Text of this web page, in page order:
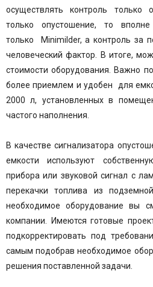
осуществлять контроль только
только опустошение, то вполне
только Minimilder, а контроль за
человеческий фактор. В итоге,
стоимости оборудования. Важно
более приемлем и удобен для
2000 л, установленных в
частого наполнения.
В качестве сигнализатора
емкости используют
прибора или звуковой сигнал с
перекачки топлива из
необходимое оборудование вы
компании. Имеются готовые
подкорректировать под
самым подобрав необходимое
решения поставленной задачи.